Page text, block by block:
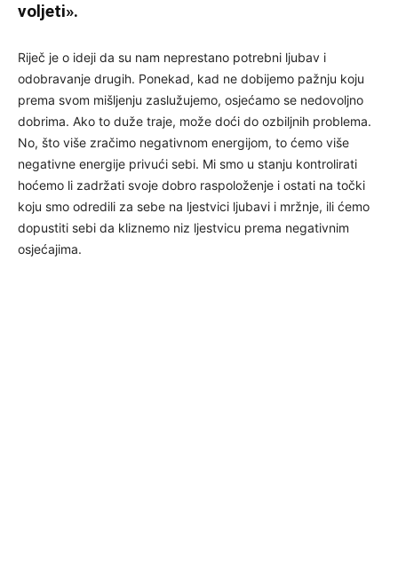
voljeti».
Riječ je o ideji da su nam neprestano potrebni ljubav i
odobravanje drugih. Ponekad, kad ne dobijemo pažnju koju
prema svom mišljenju zaslužujemo, osjećamo se nedovoljno
dobrima. Ako to duže traje, može doći do ozbiljnih problema.
No, što više zračimo negativnom energijom, to ćemo više
negativne energije privući sebi. Mi smo u stanju kontrolirati
hoćemo li zadržati svoje dobro raspoloženje i ostati na točki
koju smo odredili za sebe na ljestvici ljubavi i mržnje, ili ćemo
dopustiti sebi da kliznemo niz ljestvicu prema negativnim
osjećajima.